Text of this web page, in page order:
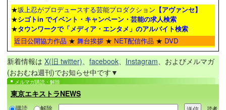
★坂上忍がプロデュースする芸能プロダクション 【アヴァンセ】
★シゴトin でイベント・キャンペーン・芸能の求人検索
★タウンワークで「メディア・エンタメ」のアルバイト検索
近日公開協力作品 ★ 舞台挨拶 ★ NET配信作品 ★ DVD
新着情報は X(旧 twitter)、 facebook、 Instagram、およびメルマガ
(おおむね週刊)でお知らせ中です▼
メルマガ購読・解除
東京エキストラNEWS
購読 解除